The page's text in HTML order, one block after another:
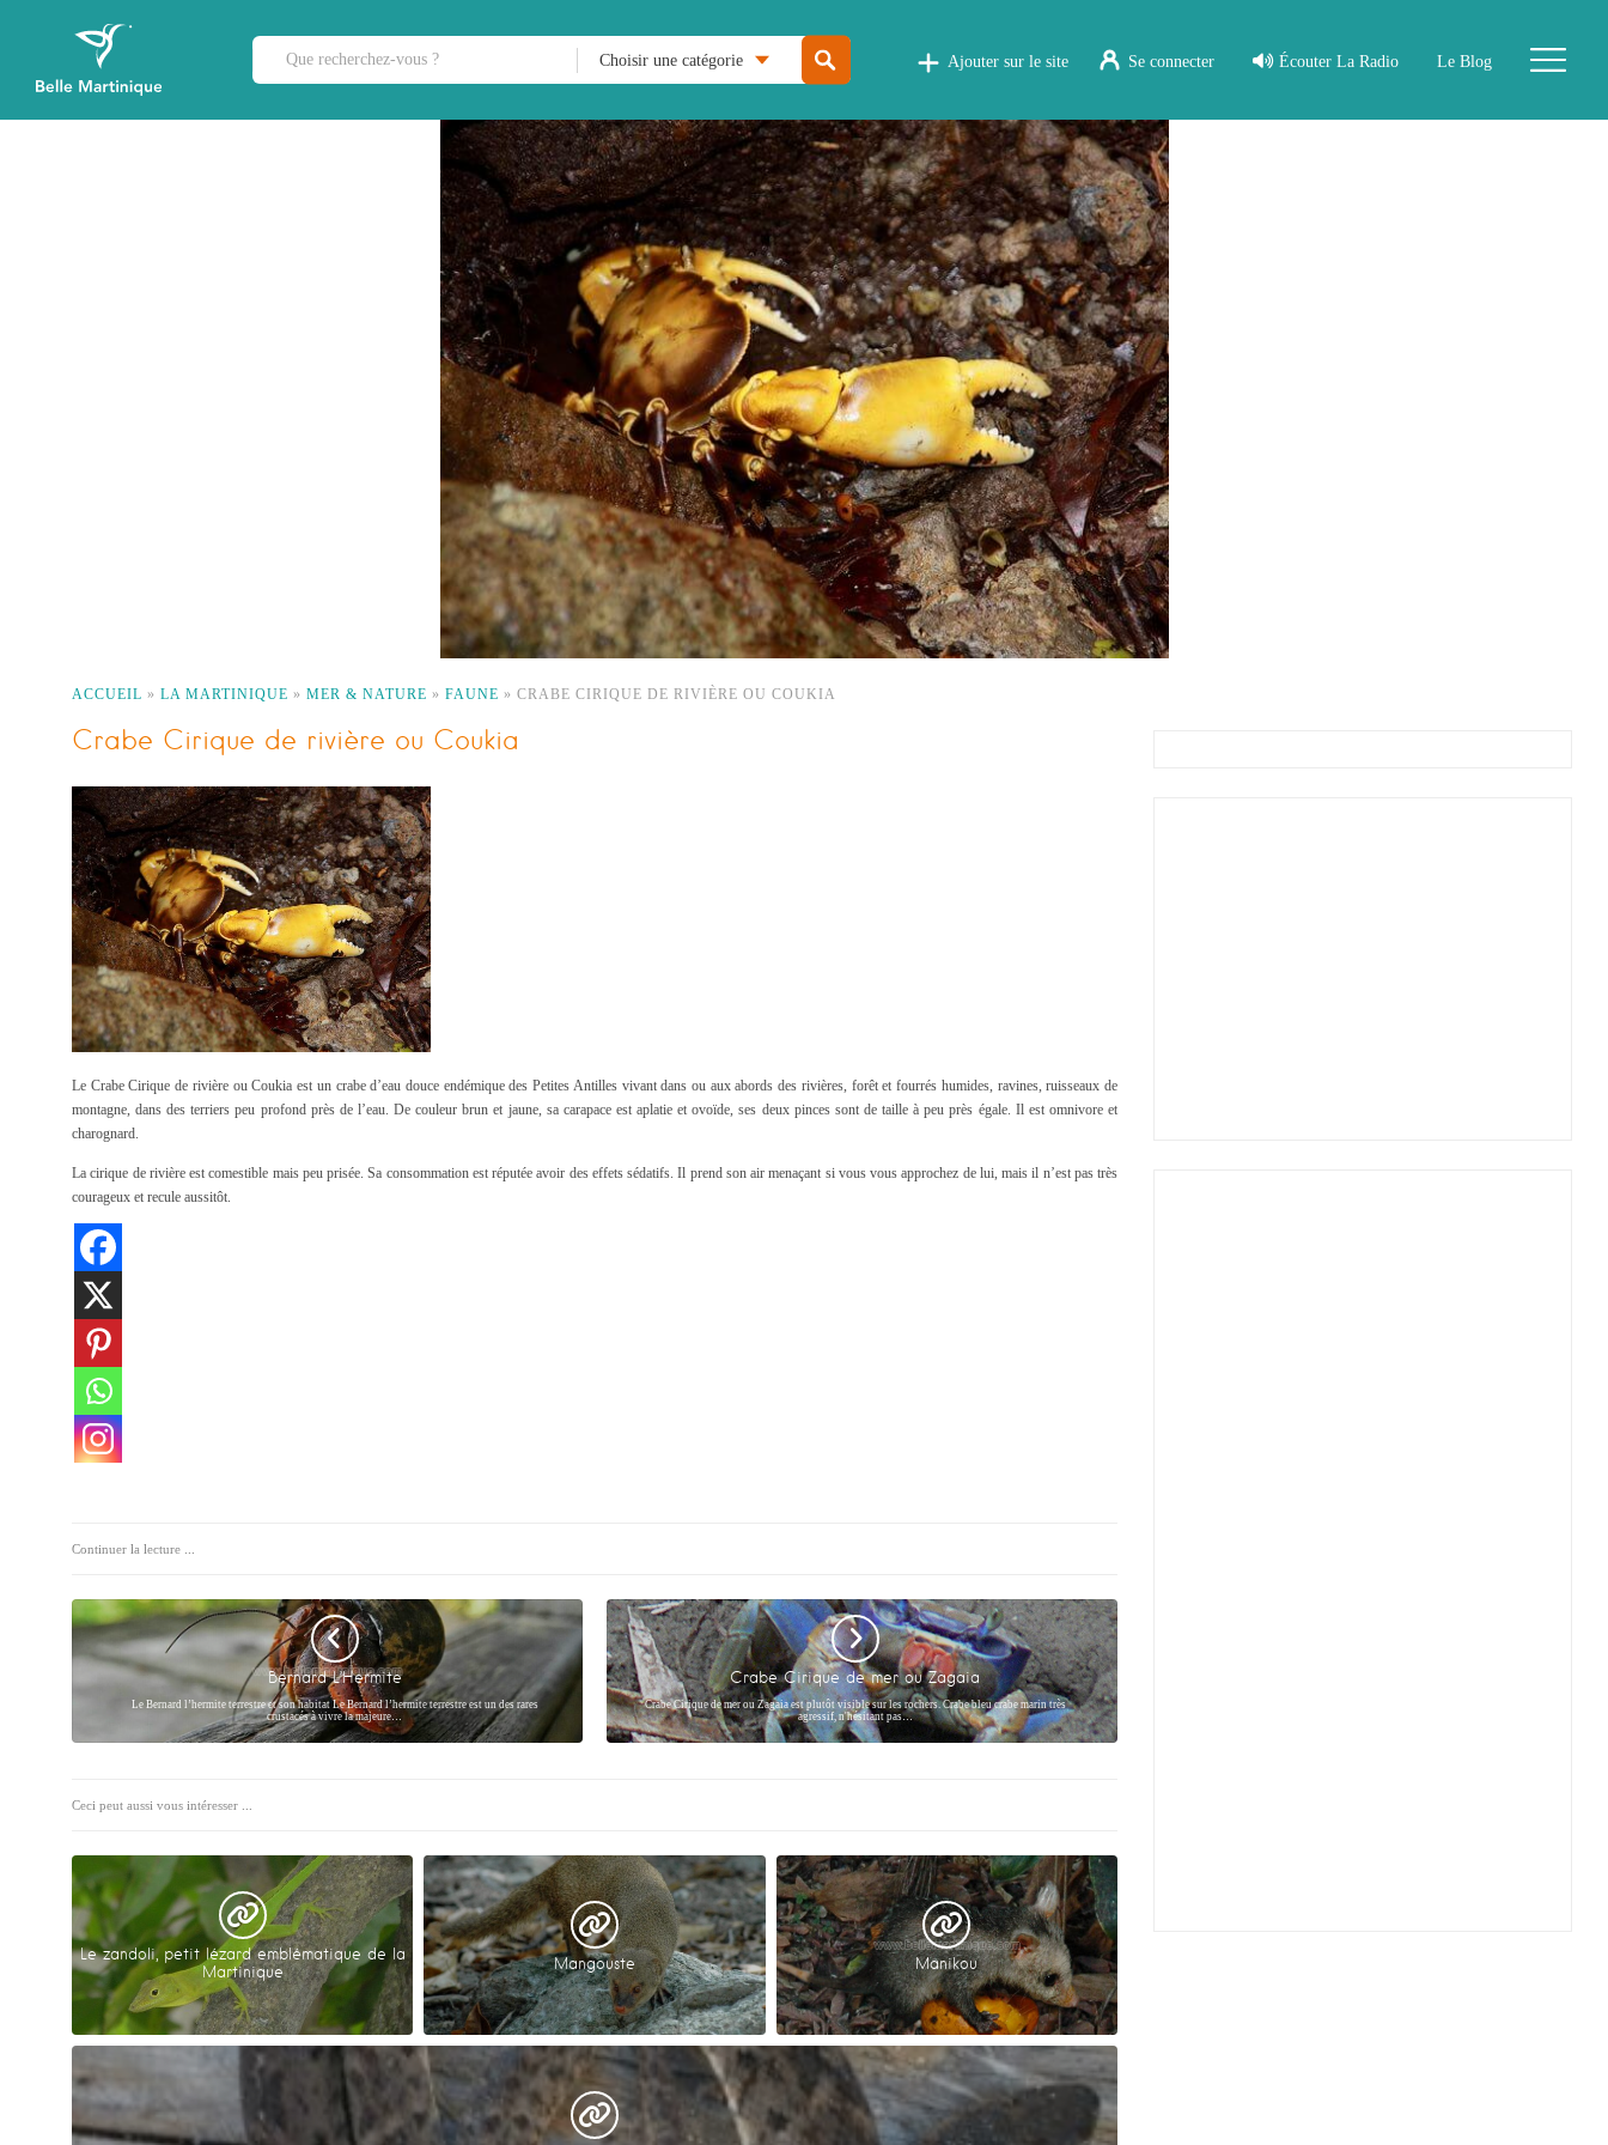
Choisir une catégorie Ajouter sur le site Se connecter Écouter La Radio Le Blog
ACCUEIL » LA MARTINIQUE » MER & NATURE » FAUNE » CRABE CIRIQUE DE RIVIÈRE OU COUKIA
Crabe Cirique de rivière ou Coukia
Le Crabe Cirique de rivière ou Coukia est un crabe d’eau douce endémique des Petites Antilles vivant dans ou aux abords des rivières, forêt et fourrés humides, ravines, ruisseaux de
montagne, dans des terriers peu profond près de l’eau. De couleur brun et jaune, sa carapace est aplatie et ovoïde, ses deux pinces sont de taille à peu près égale. Il est omnivore et
charognard.
La cirique de rivière est comestible mais peu prisée. Sa consommation est réputée avoir des effets sédatifs. Il prend son air menaçant si vous vous approchez de lui, mais il n’est pas très
courageux et recule aussitôt.
Continuer la lecture ...
Bernard L’Hermite
Le Bernard l’hermite terrestre et son habitat Le Bernard l’hermite terrestre est un des rares
crustacés à vivre la majeure…
Crabe Cirique de mer ou Zagaia
Crabe Cirique de mer ou Zagaia est plutôt visible sur les rochers. Crabe bleu crabe marin très
agressif, n'hésitant pas…
Ceci peut aussi vous intéresser ...
Le zandoli, petit lézard emblématique de la
Martinique
Mangouste Manikou